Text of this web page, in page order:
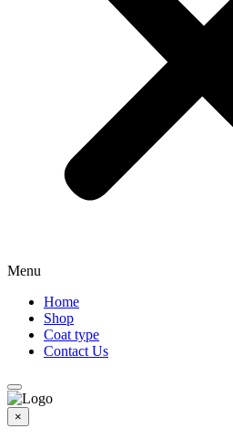
Menu
Home
Shop
Coat type
Contact Us
×